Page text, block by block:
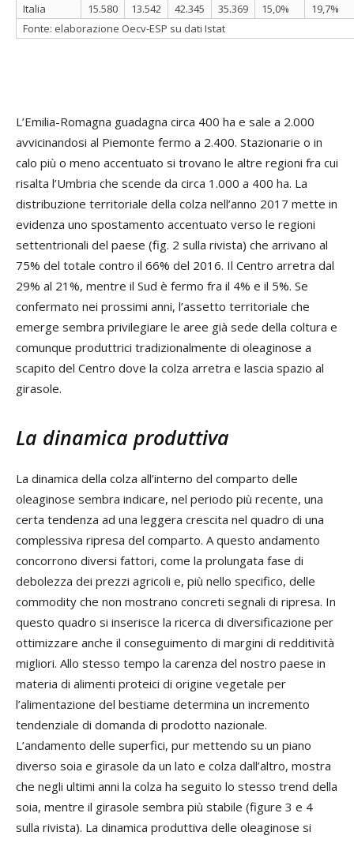
Italia
15.580 13.542 42.345 35.369 15,0%
19,7%
Fonte: elaborazione Oecv-ESP su dati Istat
L’Emilia-Romagna guadagna circa 400 ha e sale a 2.000
avvicinandosi al Piemonte fermo a 2.400. Stazionarie o in
calo più o meno accentuato si trovano le altre regioni fra cui
risalta l’Umbria che scende da circa 1.000 a 400 ha. La
distribuzione territoriale della colza nell’anno 2017 mette in
evidenza uno spostamento accentuato verso le regioni
settentrionali del paese (fig. 2 sulla rivista) che arrivano al
75% del totale contro il 66% del 2016. Il Centro arretra dal
29% al 21%, mentre il Sud è fermo fra il 4% e il 5%. Se
confermato nei prossimi anni, l’assetto territoriale che
emerge sembra privilegiare le aree già sede della coltura e
comunque produttrici tradizionalmente di oleaginose a
scapito del Centro dove la colza arretra e lascia spazio al
girasole.
La dinamica produttiva
La dinamica della colza all’interno del comparto delle
oleaginose sembra indicare, nel periodo più recente, una
certa tendenza ad una leggera crescita nel quadro di una
complessiva ripresa del comparto. A questo andamento
concorrono diversi fattori, come la prolungata fase di
debolezza dei prezzi agricoli e, più nello specifico, delle
commodity che non mostrano concreti segnali di ripresa. In
questo quadro si inserisce la ricerca di diversificazione per
ottimizzare anche il conseguimento di margini di redditività
migliori. Allo stesso tempo la carenza del nostro paese in
materia di alimenti proteici di origine vegetale per
l’alimentazione del bestiame determina un incremento
tendenziale di domanda di prodotto nazionale.
L’andamento delle superfici, pur mettendo su un piano
diverso soia e girasole da un lato e colza dall’altro, mostra
che negli ultimi anni la colza ha seguito lo stesso trend della
soia, mentre il girasole sembra più stabile (figure 3 e 4
sulla rivista). La dinamica produttiva delle oleaginose si